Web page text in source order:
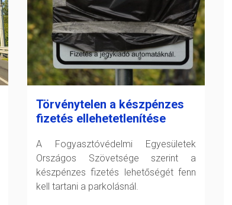
Törvénytelen a készpénzes
fizetés ellehetetlenítése
A Fogyasztóvédelmi Egyesületek
Országos Szövetsége szerint a
készpénzes fizetés lehetőségét fenn
kell tartani a parkolásnál.